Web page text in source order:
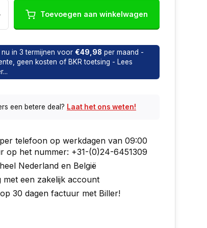
Toevoegen aan winkelwagen
nu in 3 termijnen voor €49,98 per maand -
geen kosten of BKR toetsing - Lees
een betere deal? Laat het ons weten!
telefoon op werkdagen van 09:00
op het nummer: +31-(0)24-6451309
Nederland en België
met een zakelijk account
30 dagen factuur met Biller!